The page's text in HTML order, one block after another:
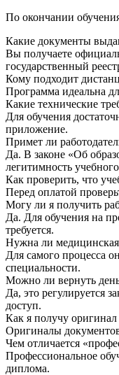
По окончании
Какие документы
Вы получаете
государственный
Кому подходит
Программа идеальна
Какие технические
Для обучения
приложение.
Примет ли
Да. В законе «Об
легитимность
Как проверить, что
Перед оплатой
Могу ли я получить
Да. Для обучения на
требуется.
Нужна ли
Для самого процесса
специальности.
Можно ли вернуть
Да, это регулируется
доступ.
Как я получу оригинал
Оригиналы
Чем отличается
Профессиональное
диплома.